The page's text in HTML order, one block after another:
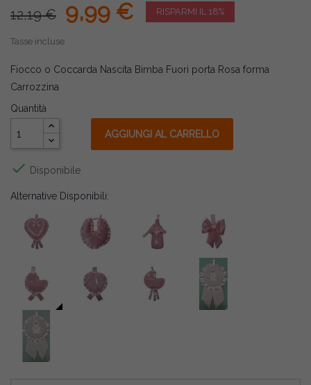
12,19 € 9,99 € RISPARMI IL 18%
Tasse incluse
Fiocco o Coccarda Nascita Bimba Fuori porta Rosa forma
Carrozzina
Quantità
AGGIUNGI AL CARRELLO
 Disponibile
Alternative Disponibili: